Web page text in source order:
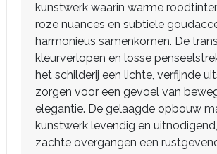
kunstwerk waarin warme
roze nuances en subtiele
harmonieus samenkomen. De
kleurverlopen en losse
het schilderij een lichte, verfijnde
zorgen voor een gevoel van
elegantie. De gelaagde opbouw
kunstwerk levendig en
zachte overgangen een